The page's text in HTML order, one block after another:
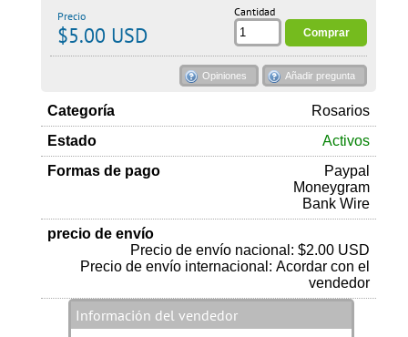
Precio
$5.00 USD
Cantidad
Opiniones Añadir pregunta
Categoría
Rosarios
Estado
Activos
Formas de pago
Paypal
Moneygram
Bank Wire
precio de envío
Precio de envío nacional: $2.00 USD
Precio de envío internacional: Acordar con el
vendedor
Información del vendedor